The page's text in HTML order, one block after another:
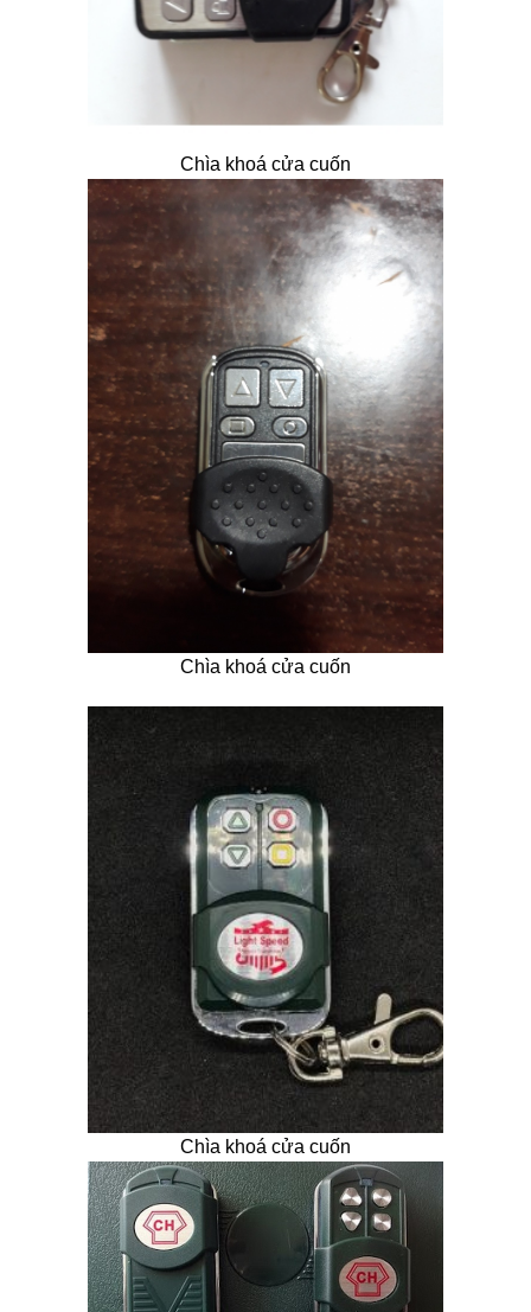
Chìa khoá cửa cuốn
Chìa khoá cửa cuốn
Chìa khoá cửa cuốn